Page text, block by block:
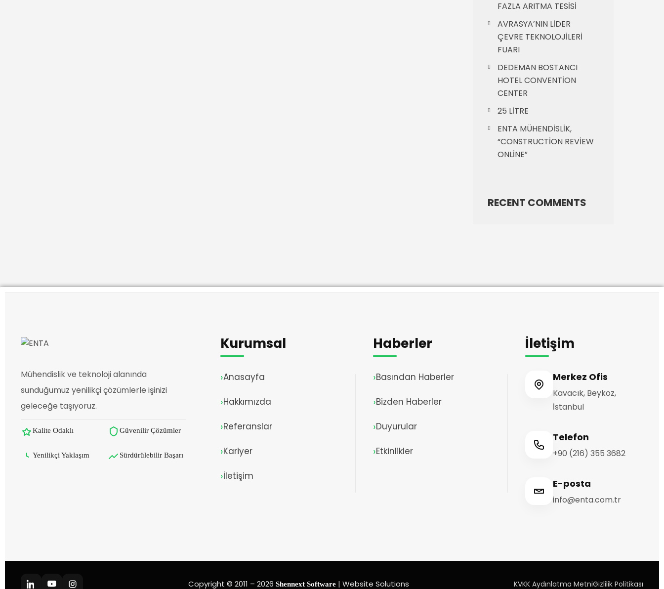
FAZLA ARITMA TESİSİ
AVRASYA’NIN LİDER
ÇEVRE TEKNOLOJİLERİ
FUARI
DEDEMAN BOSTANCI
HOTEL CONVENTİON
CENTER
25 LİTRE
ENTA MÜHENDİSLİK,
“CONSTRUCTİON REVİEW
ONLİNE”
RECENT COMMENTS
Mühendislik ve teknoloji alanında
sunduğumuz yenilikçi çözümlerle işinizi
geleceğe taşıyoruz.
Kalite Odaklı Güvenilir Çözümler
Yenilikçi Yaklaşım Sürdürülebilir Başarı
Kurumsal
Anasayfa
Hakkımızda
Referanslar
Kariyer
İletişim
Haberler
Basından Haberler
Bizden Haberler
Duyurular
Etkinlikler
İletişim
Merkez Ofis
Kavacık, Beykoz,
İstanbul
Telefon
+90 (216) 355 3682
E-posta
info@enta.com.tr
Copyright © 2011 – 2026 Shennext Software| Website Solutions KVKK Aydınlatma MetniGizlilik Politikası